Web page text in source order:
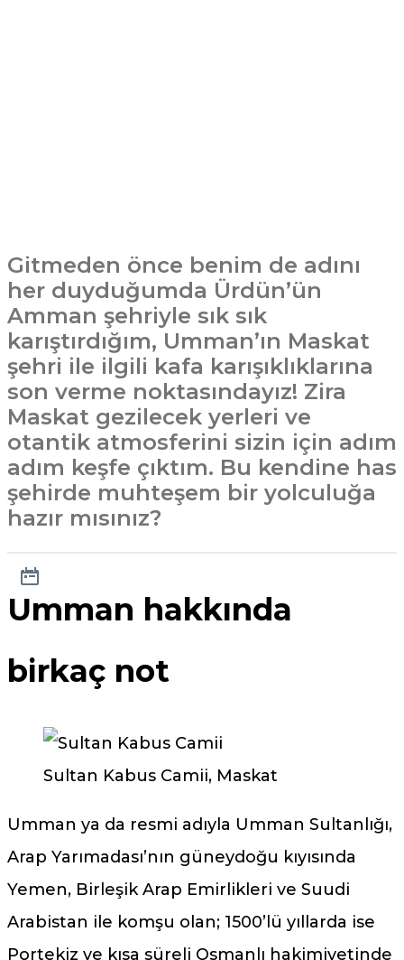
Gitmeden önce benim de adını
her duyduğumda Ürdün’ün
Amman şehriyle sık sık
karıştırdığım, Umman’ın Maskat
şehri ile ilgili kafa karışıklıklarına
son verme noktasındayız! Zira
Maskat gezilecek yerleri ve
otantik atmosferini sizin için adım
adım keşfe çıktım. Bu kendine has
şehirde muhteşem bir yolculuğa
hazır mısınız?
Umman hakkında
birkaç not
Sultan Kabus Camii, Maskat
Umman ya da resmi adıyla Umman Sultanlığı,
Arap Yarımadası’nın güneydoğu kıyısında
Yemen, Birleşik Arap Emirlikleri ve Suudi
Arabistan ile komşu olan; 1500’lü yıllarda ise
Portekiz ve kısa süreli Osmanlı hakimiyetinde